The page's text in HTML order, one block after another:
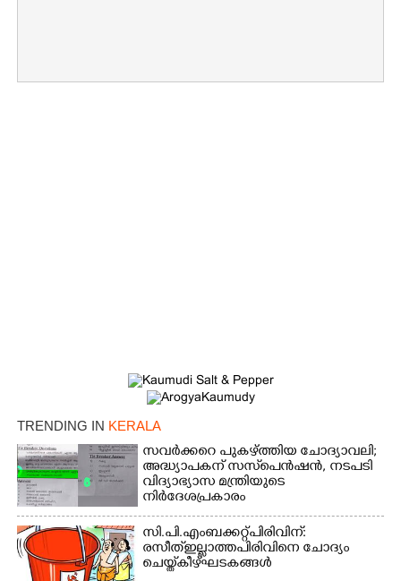
TRENDING IN KERALA
സവർക്കറെ പുകഴ്ത്തിയ ചോദ്യാവലി;
അദ്ധ്യാപകന് സസ്‌പെൻഷൻ, നടപടി
വിദ്യാഭ്യാസ മന്ത്രിയുടെ
നിർദേശപ്രകാരം
സി.പി.എം ബക്കറ്റ് പിരിവിന്:
രസീത് ഇല്ലാത്ത പിരിവിനെ ചോദ്യം
ചെയ്ത് കീഴ്ഘടകങ്ങൾ
Copy Link